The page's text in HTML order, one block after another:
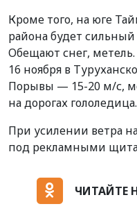
Кроме того, на юге
района будет
Обещают снег,
16 ноября в
Порывы — 15-20 м/с,
на дорогах гололедица.
При усилении ветра
под рекламными
ЧИТАЙТЕ